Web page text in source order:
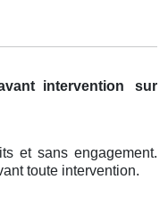
intervention
sur
et sans engagement.
toute intervention.